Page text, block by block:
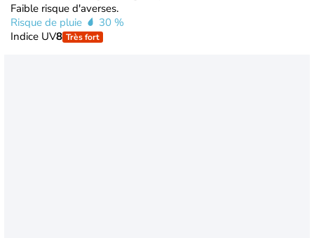
Faible risque d'averses.
Risque de pluie
30 %
Indice UV8 Très fort